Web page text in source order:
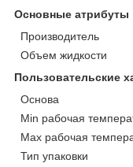
Основные атрибуты
Производитель
Объем жидкости
Пользовательские
Основа
Min рабочая
Max рабочая
Тип упаковки